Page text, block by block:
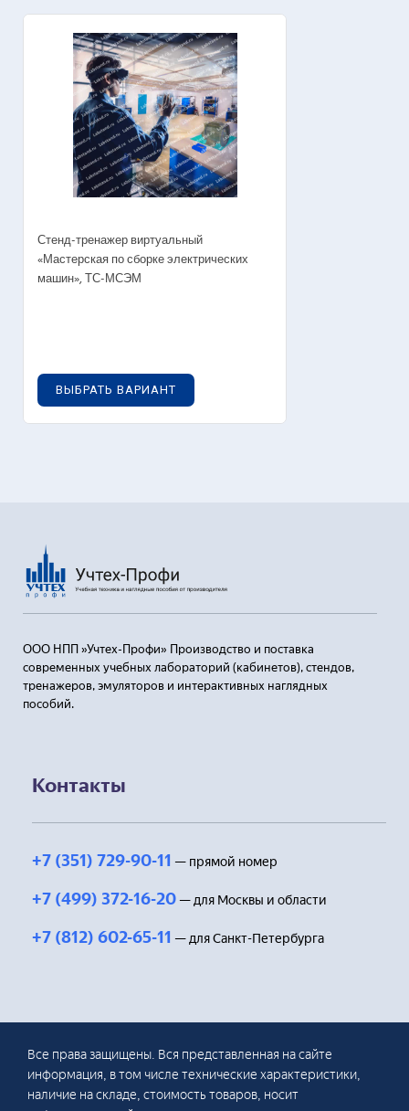
Стенд-тренажер виртуальный
«Мастерская по сборке электрических
машин», ТС-МСЭМ
ВЫБРАТЬ ВАРИАНТ
ООО НПП »Учтех-Профи» Производство и поставка
современных учебных лабораторий (кабинетов), стендов,
тренажеров, эмуляторов и интерактивных наглядных
пособий.
Контакты
+7 (351) 729-90-11 — прямой номер
+7 (499) 372-16-20 — для Москвы и области
+7 (812) 602-65-11 — для Санкт-Петербурга
Все права защищены. Вся представленная на сайте
информация, в том числе технические характеристики,
наличие на складе, стоимость товаров, носит